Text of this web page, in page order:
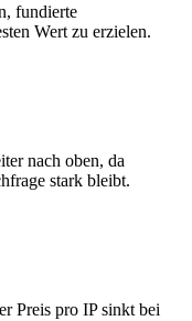
fundierte
Wert zu erzielen.
nach oben, da
stark bleibt.
Preis pro IP sinkt bei